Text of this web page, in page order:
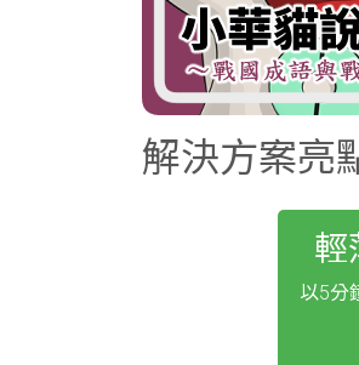
解決方案亮
輕
以5分